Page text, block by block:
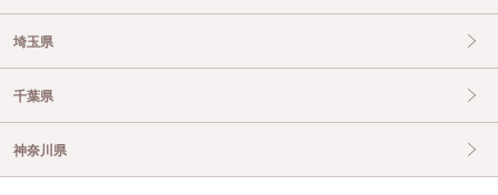
埼玉県
千葉県
神奈川県